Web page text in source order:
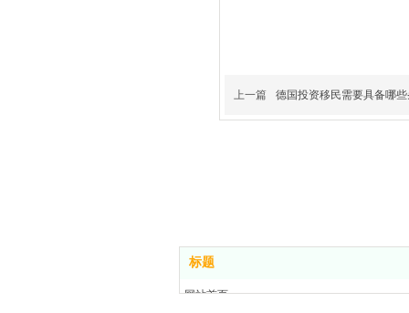
上一篇 德国投资移民需要具备哪
标题
网站首页